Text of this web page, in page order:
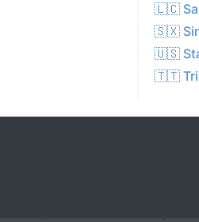
🇱🇨
🇸🇽
🇺🇸
🇹🇹